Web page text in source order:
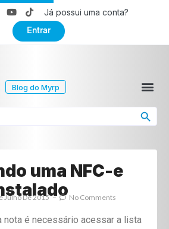
Já possui uma conta?
Entrar
Blog do Myrp
Search Button
uma NFC-e
Julho De 2015 No Comments
nota é necessário acessar a lista